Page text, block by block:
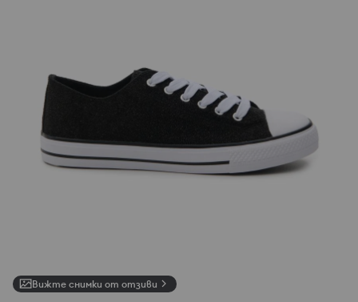
Вижте снимки от отзиви